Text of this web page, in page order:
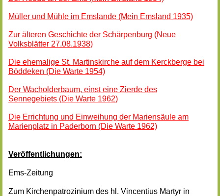
Müller und Mühle im Emslande (Mein Emsland 1935)
Zur älteren Geschichte der Schärpenburg (Neue
Volksblätter 27.08.1938)
Die ehemalige St. Martinskirche auf dem Kerckberge bei
Böddeken (Die Warte 1954)
Der Wacholderbaum, einst eine Zierde des
Sennegebiets (Die Warte 1962)
Die Errichtung und Einweihung der Mariensäule am
Marienplatz in Paderborn (Die Warte 1962)
Veröffentlichungen:
Ems-Zeitung
Zum Kirchenpatrozinium des hl. Vincentius Martyr in